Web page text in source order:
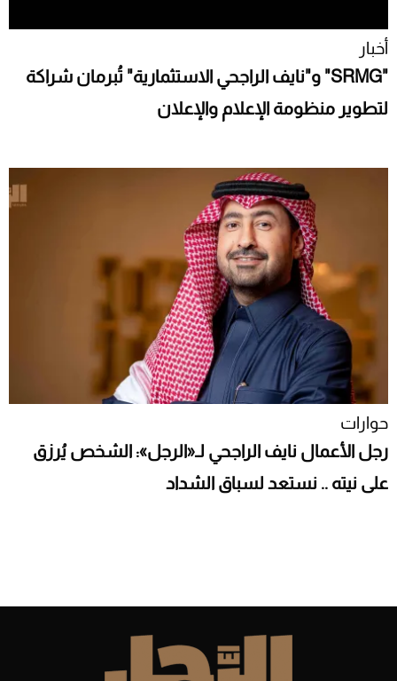
أخبار
"SRMG" و"نايف الراجحي الاستثمارية" تُبرمان شراكة
لتطوير منظومة الإعلام والإعلان
حوارات
رجل الأعمال نايف الراجحي لـ«الرجل»: الشخص يُرزق
على نيته .. نستعد لسباق الشداد